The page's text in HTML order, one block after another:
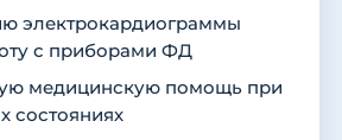
электрокардиограммы
с приборами ФД
медицинскую помощь при
состояниях